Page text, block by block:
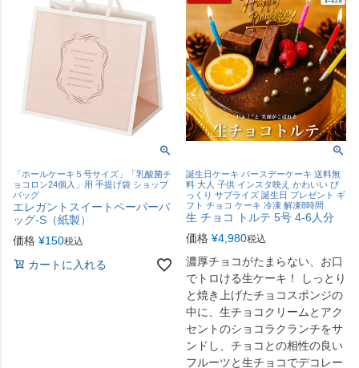
「ホールケーキ５号サイズ」「乳酸菌チ
ョコロン24個入」用 手提げ袋 ショップ
バッグ
エレガントスイートペーパーバ
ッグ-S（紙製）
価格 ¥150税込
カートに入れる
誕生日ケーキ バースデーケーキ 送料無
料 大人 子供 インスタ映え かわいい び
っくり サプライズ 誕生日 プレゼント ギ
フト チョコ ケーキ 冷凍 解凍8時間
生 チョコ トルテ 5号 4-6人分
価格 ¥4,980税込
濃厚チョコがたまらない、お口
でトロける生ケーキ！ しっとり
と焼き上げたチョコスポンジの
中に、生チョコクリームとアク
セントのショコラクランチをサ
ンドし、チョコとの相性の良い
フルーツと生チョコでデコレー